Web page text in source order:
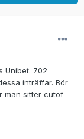
Unibet. 702
inträffar. Bör
man sitter cutof